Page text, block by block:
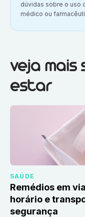
dúvidas sobre o uso
médico ou
Veja mais sobre:
veja mais
estar
SAÚDE
Remédios em
horário e
segurança